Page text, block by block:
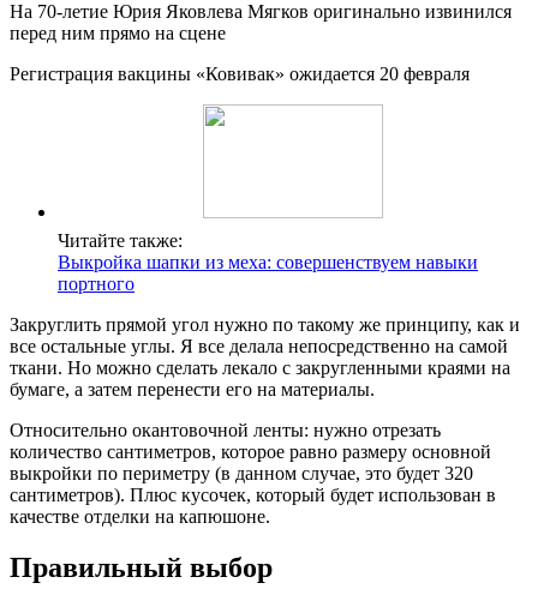
На 70-летие Юрия Яковлева Мягков оригинально извинился
перед ним прямо на сцене
Регистрация вакцины «Ковивак» ожидается 20 февраля
Читайте также:
Выкройка шапки из меха: совершенствуем навыки
портного
Закруглить прямой угол нужно по такому же принципу, как и
все остальные углы. Я все делала непосредственно на самой
ткани. Но можно сделать лекало с закругленными краями на
бумаге, а затем перенести его на материалы.
Относительно окантовочной ленты: нужно отрезать
количество сантиметров, которое равно размеру основной
выкройки по периметру (в данном случае, это будет 320
сантиметров). Плюс кусочек, который будет использован в
качестве отделки на капюшоне.
Правильный выбор